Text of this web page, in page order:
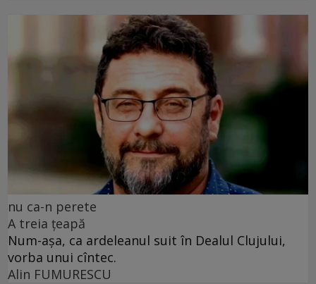
nu ca-n perete
A treia țeapă
Num-așa, ca ardeleanul suit în Dealul Clujului,
vorba unui cîntec.
Alin FUMURESCU